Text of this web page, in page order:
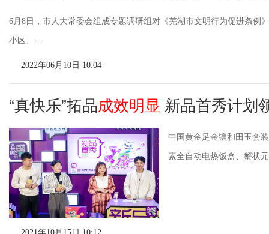
6月8日，市人大常委会组成专题调研组对《芜湖市文明行为促进条
小区、...
2022年06月10日 10:04
“真快乐”拓品成效明显 新品首秀计划
中国黄金足金镶和田玉套
素全自动电热饭盒、蟹状